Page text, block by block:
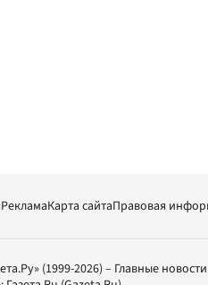
РекламаКарта сайтаПравовая
(1999-2026) – Главные